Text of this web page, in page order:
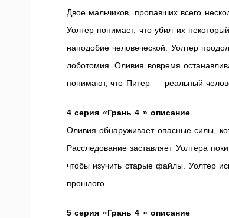
Двое мальчиков, пропавших всего
Уолтер понимает, что убил их
наподобие человеческой. Уолтер
лоботомия. Оливия вовремя
понимают, что Питер — реальный
4 серия «Грань 4 » описание
Оливия обнаруживает опасные силы,
Расследование заставляет Уолтера
чтобы изучить старые файлы. Уолтер
прошлого.
5 серия «Грань 4 » описание